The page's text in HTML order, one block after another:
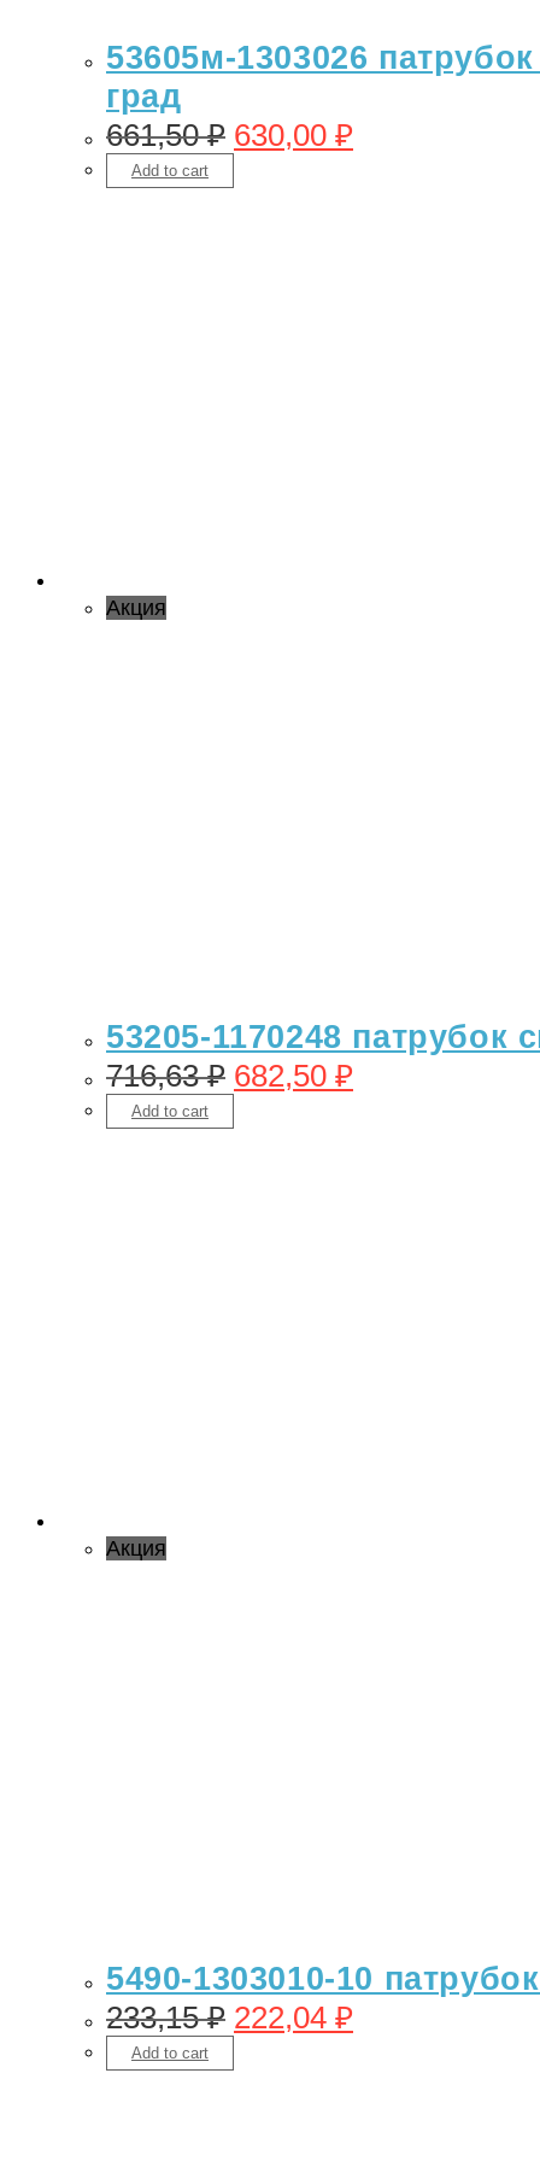
53605м-1303026
град
661,50₽ 630,00 ₽
Add to cart
Акция
53205-1170248
716,63₽ 682,50 ₽
Add to cart
Акция
5490-1303010-10
233,15₽ 222,04 ₽
Add to cart